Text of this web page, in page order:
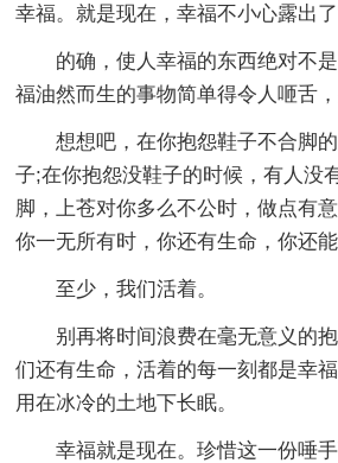
幸福。就是现在，幸福不小心露出了
的确，使人幸福的东西绝对不
福油然而生的事物简单得令人咂舌，
想想吧，在你抱怨鞋子不合脚
子;在你抱怨没鞋子的时候，有人没
脚，上苍对你多么不公时，做点有
你一无所有时，你还有生命，你还能
至少，我们活着。
别再将时间浪费在毫无意义的
们还有生命，活着的每一刻都是幸
用在冰冷的土地下长眠。
幸福就是现在。珍惜这一份唾手